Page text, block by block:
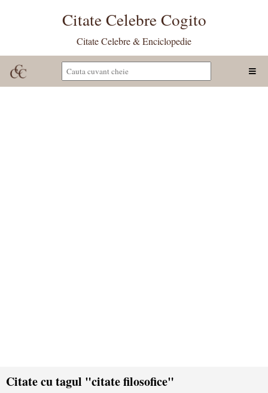
Citate Celebre Cogito
Citate Celebre & Enciclopedie
Citate cu tagul "citate filosofice"